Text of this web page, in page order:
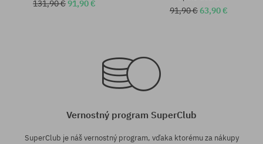
131,90 €91,90 €
91,90 €63,90 €
Vernostný program SuperClub
SuperClub je náš vernostný program, vďaka ktorému za nákupy